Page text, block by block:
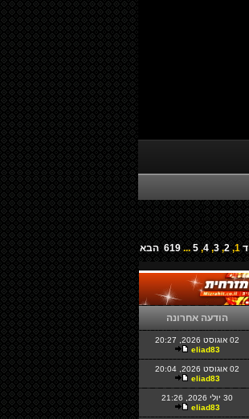
1
,
2
,
3
,
4
,
5
...
619 הבא
הודעה אחרונה
02 אוגוסט 2026, 20:27
eliad83
02 אוגוסט 2026, 20:04
eliad83
30 יולי 2026, 21:26
eliad83